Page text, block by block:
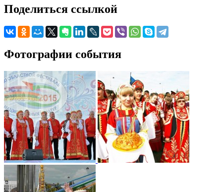
Поделиться ссылкой
Фотографии события